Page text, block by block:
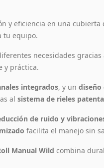
y eficiencia en una cubierta
tu equipo.
necesidades gracias
y práctica.
integrados, y un diseño
al sistema de rieles
de ruido y
facilita el manejo sin
Manual Wild combina